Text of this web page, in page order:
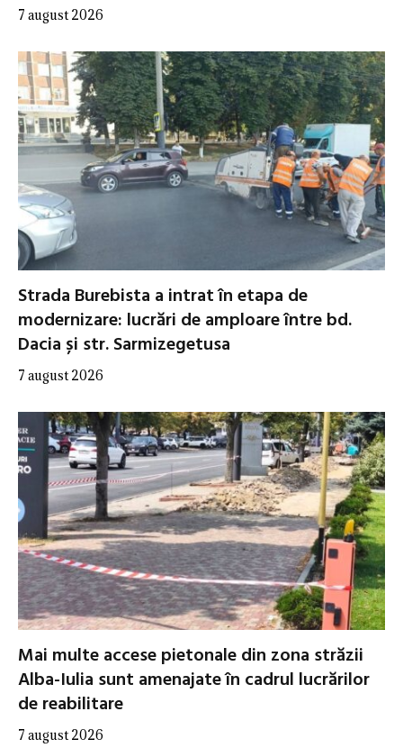
7 august 2026
Strada Burebista a intrat în etapa de
modernizare: lucrări de amploare între bd.
Dacia și str. Sarmizegetusa
7 august 2026
Mai multe accese pietonale din zona străzii
Alba-Iulia sunt amenajate în cadrul lucrărilor
de reabilitare
7 august 2026